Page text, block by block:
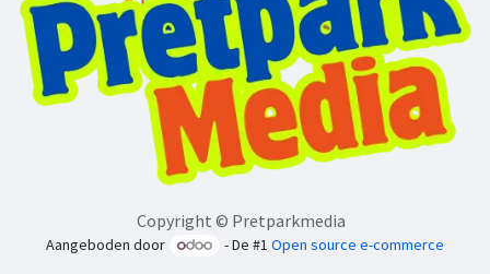
Copyright © Pretparkmedia
Aangeboden door - De #1Open source e-commerce